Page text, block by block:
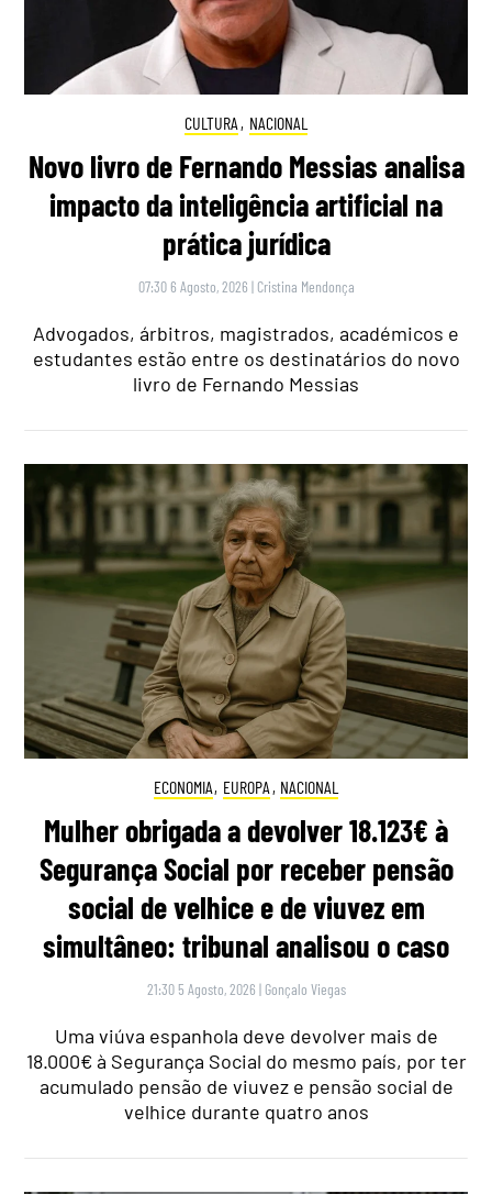
CULTURA , NACIONAL
Novo livro de Fernando Messias analisa
impacto da inteligência artificial na
prática jurídica
07:30 6 Agosto, 2026 | Cristina Mendonça
Advogados, árbitros, magistrados, académicos e
estudantes estão entre os destinatários do novo
livro de Fernando Messias
ECONOMIA, EUROPA , NACIONAL
Mulher obrigada a devolver 18.123€ à
Segurança Social por receber pensão
social de velhice e de viuvez em
simultâneo: tribunal analisou o caso
21:30 5 Agosto, 2026 | Gonçalo Viegas
Uma viúva espanhola deve devolver mais de
18.000€ à Segurança Social do mesmo país, por ter
acumulado pensão de viuvez e pensão social de
velhice durante quatro anos